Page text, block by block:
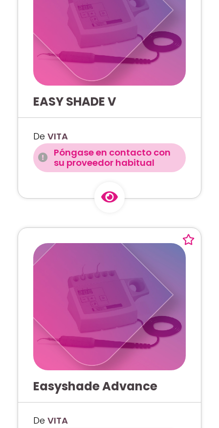
EASY SHADE V
DeVITA
Póngase en contacto con
su proveedor habitual
Easyshade Advance
DeVITA